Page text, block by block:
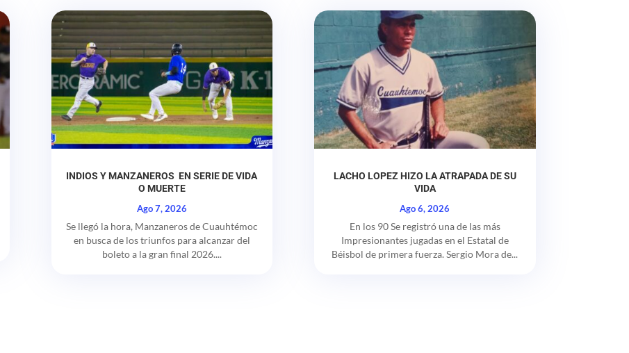
INDIOS Y MANZANEROS EN SERIE DE VIDA
O MUERTE
Ago 7, 2026
Se llegó la hora, Manzaneros de Cuauhtémoc
en busca de los triunfos para alcanzar del
boleto a la gran final 2026....
LACHO LOPEZ HIZO LA ATRAPADA DE SU
VIDA
Ago 6, 2026
En los 90 Se registró una de las más
Impresionantes jugadas en el Estatal de
Béisbol de primera fuerza. Sergio Mora de...